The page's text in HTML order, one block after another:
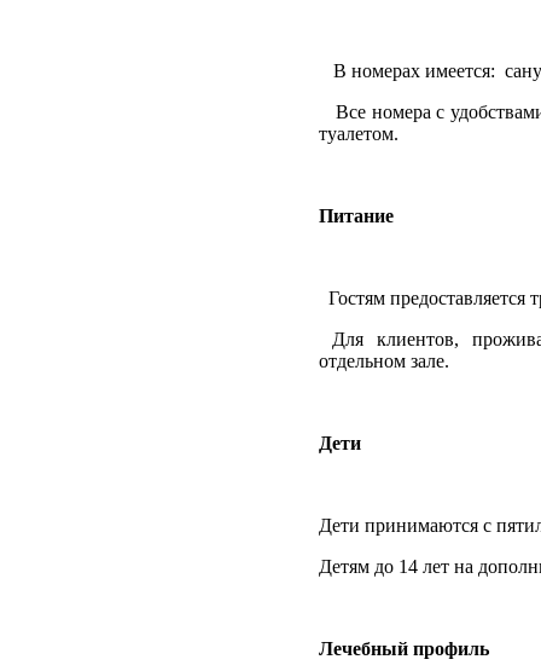
В номерах имеется:
Все номера с
туалетом.
Питание
Гостям предоставляется
Для клиентов,
отдельном зале.
Дети
Дети принимаются с
Детям до 14 лет на
Лечебный профиль